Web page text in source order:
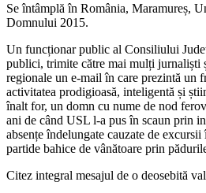
Se întâmplă în România, Maramureș,
Domnului 2015.
Un funcționar public al Consiliului
publici, trimite către mai mulți jurnaliști
regionale un e-mail în care prezintă un
activitatea prodigioasă, inteligentă și
înalt for, un domn cu nume de nod
ani de când USL l-a pus în scaun prin
absențe îndelungate cauzate de
partide bahice de vânătoare prin
Citez integral mesajul de o deosebită